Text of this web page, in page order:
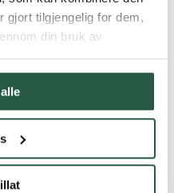
gjort tilgjengelig for dem,
din bruk av
utendørs
fritt
på alle overflater både
rives, f.eks. takplater,
lignende belegg og materialer,
og -spredning.